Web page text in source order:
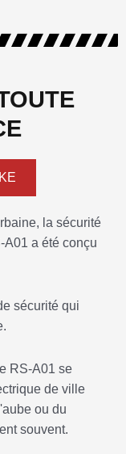
la sécurité
a été conçu
sécurité qui
RS-A01 se
de ville
ou du
souvent.